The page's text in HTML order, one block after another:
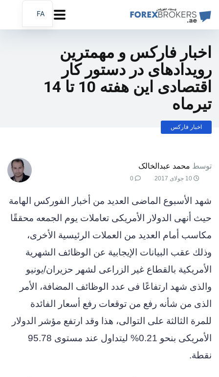
اخبار فارکس و مهمترین
رویدادهای در دستور کار
اقتصادی این هفته 10 تا 14
تیرماه
اخبار فارکس
توسط محمد عبدالخالک
شهد الأسبوع الماضى العديد من أخبار الفوركس الهامة
حيث أنهى الدولار الأمريكى تعاملات يوم الجمعه محققًا
مكاسب أمام العديد من العملات الرئيسية الأخرى،
وذلك عقب البيانات الإيجابية عن الوظائف الشهرية
الأمريكية بالقطاع غير الزراعى لشهر حزيران/يونيو
والذى شهد ارتفاعًا فى عدد الوظائف المضافة، الأمر
الذى من شأنه رفع من توقعات رفع أسعار الفائدة
للمرة الثالثة على التوالى، هذا وقد ارتفع مؤشر الدولار
الأمريكى بنحو 0.21% ليتداول عند مستوى 95.78
نقطة.
FA
AR